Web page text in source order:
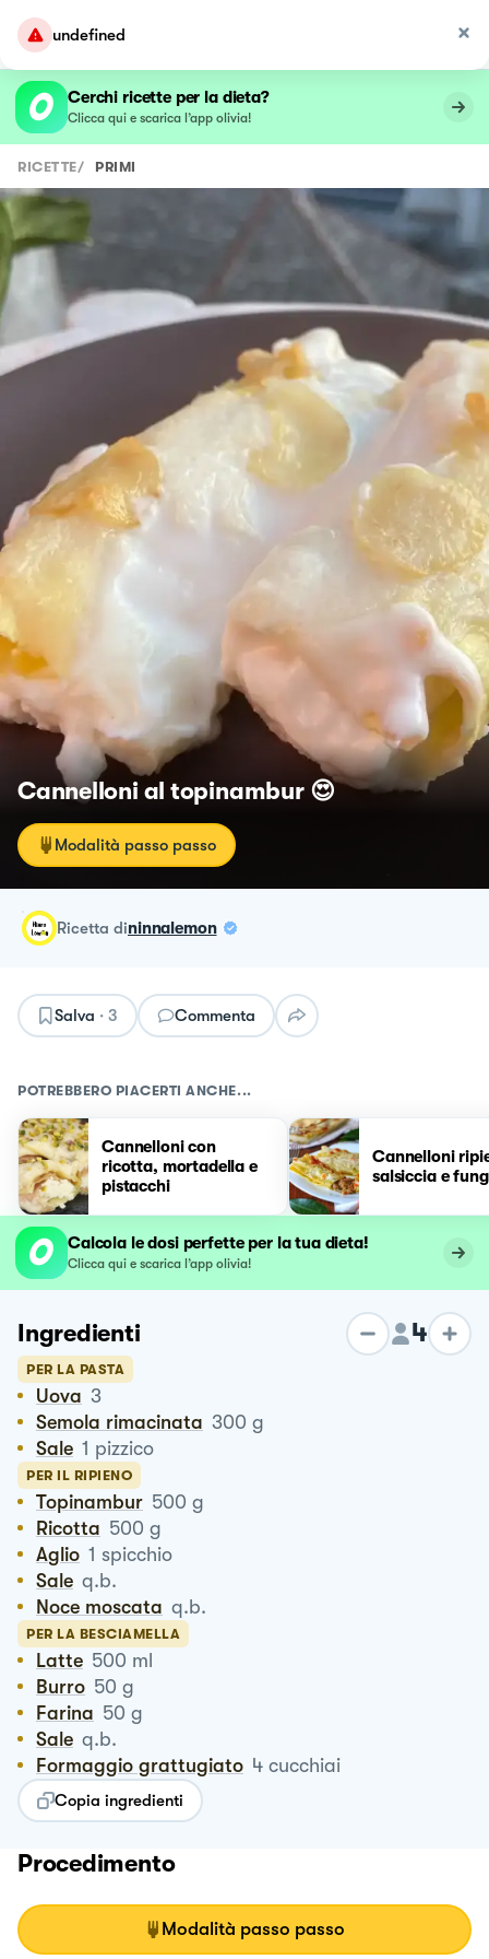
undefined
Cerchi ricette per la dieta?
Clicca qui e scarica l’app olivia!
RICETTE/ PRIMI
Cannelloni al topinambur 😍
Modalità passo passo
ricetta dininnalemon
Salva · 3 Commenta
POTREBBERO PIACERTI ANCHE...
Cannelloni con
ricotta, mortadella e
pistacchi
Cannelloni
salsiccia e
Calcola le dosi perfette per la tua dieta!
Clicca qui e scarica l’app olivia!
Ingredienti 4
PER LA PASTA
Uova 3
Semola rimacinata 300 g
Sale 1 pizzico
PER IL RIPIENO
Topinambur 500 g
Ricotta 500 g
Aglio 1 spicchio
Sale q.b.
Noce moscata q.b.
PER LA BESCIAMELLA
Latte 500 ml
Burro 50 g
Farina 50 g
Sale q.b.
Formaggio grattugiato 4 cucchiai
Copia ingredienti
Procedimento
Modalità passo passo